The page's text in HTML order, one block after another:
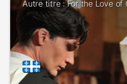
Autre titre : For the Love of